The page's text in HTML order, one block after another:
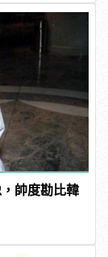
帥度勘比韓